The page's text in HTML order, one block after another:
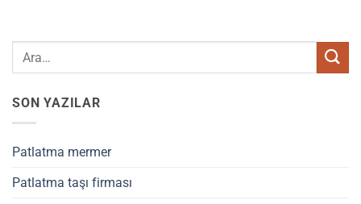
SON YAZILAR
Patlatma mermer
Patlatma taşı firması